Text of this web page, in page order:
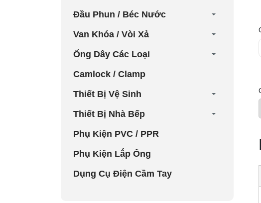
Đầu Phun / Béc Nước
Van Khóa / Vòi Xả
Ống Dây Các Loại
Camlock / Clamp
Thiết Bị Vệ Sinh
Thiết Bị Nhà Bếp
Phụ Kiện PVC / PPR
Phụ Kiện Lắp Ống
Dụng Cụ Điện Cầm Tay